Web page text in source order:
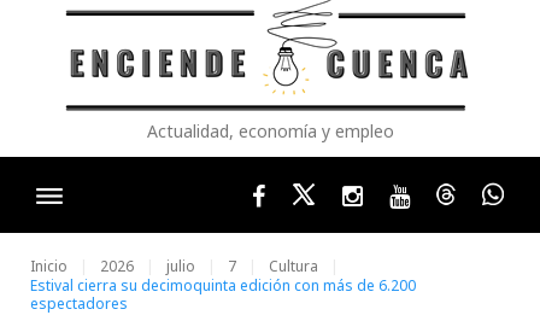
Actualidad, economía y empleo
FacebookTwitterInstagram
YoutubeThreads
Inicio 2026 julio 7
Cultura
Estival cierra su decimoquinta edición con más de 6.200
espectadores